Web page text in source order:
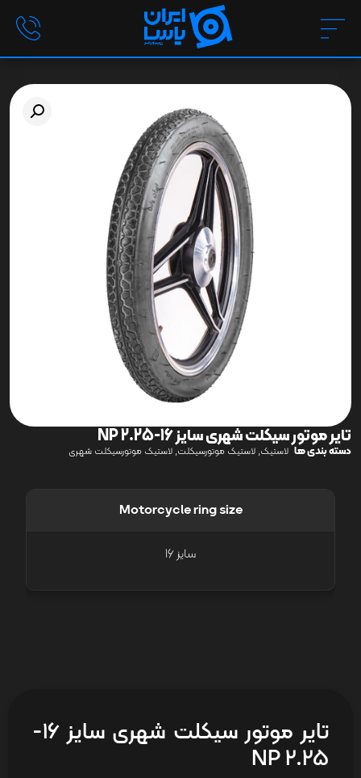
تایر موتور سیکلت شهری سایز 16-NP 2.25
دسته بندی ها لاستیک, لاستیک موتورسیکلت, لاستیک موتورسیکلت شهری
Motorcycle ring size
سایز 16
تایر موتور سیکلت شهری سایز 16-
NP 2.25